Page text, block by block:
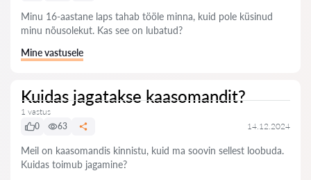
Minu 16-aastane laps tahab tööle minna, kuid pole küsinud
minu nõusolekut. Kas see on lubatud?
Mine vastusele
Kuidas jagatakse kaasomandit?
1 vastus
0
63 14.12.2024
Meil on kaasomandis kinnistu, kuid ma soovin sellest loobuda.
Kuidas toimub jagamine?